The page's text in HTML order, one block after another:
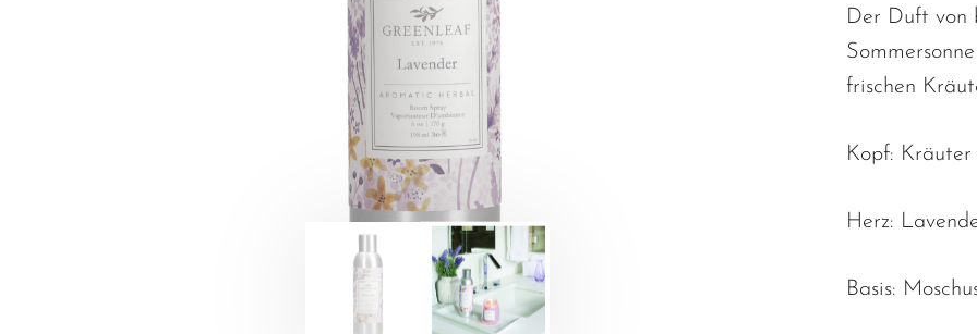
Der Duft von
frischen
Kopf: Kräuter
Herz:
Basis: